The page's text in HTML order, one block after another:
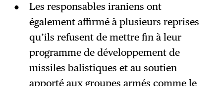
Les responsables iraniens ont
également affirmé à plusieurs reprises
qu’ils refusent de mettre fin à leur
programme de développement de
missiles balistiques et au soutien
apporté aux groupes armés comme le